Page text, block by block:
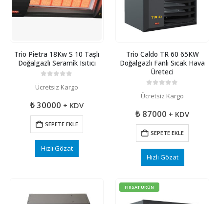
Trio Pietra 18Kw S 10 Taşlı
Doğalgazlı Seramik Isıtıcı
Ücretsiz Kargo
₺30000 + KDV
SEPETE EKLE
Hızlı Gözat
Trio Caldo TR 60 65KW
Doğalgazlı Fanlı Sıcak Hava
Üreteci
Ücretsiz Kargo
₺ 87000 + KDV
SEPETE EKLE
Hızlı Gözat
FIRSAT ÜRÜN